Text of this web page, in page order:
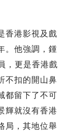
香港影視及戲
。他強調，鍾
，更是香港戲
不扣的開山鼻
都留下了不可
輝就沒有香港
局，其地位舉